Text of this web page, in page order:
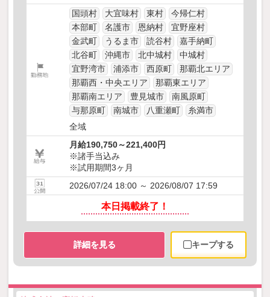
国頭村
大宜味村 東村
今帰仁村
本部町
名護市 恩納村
宜野座村
金武町
うるま市 読谷村
嘉手納町
北谷町
沖縄市 北中城村
中城村
宜野湾市
浦添市 西原町
那覇北エリア
那覇西・中央エリア
那覇東エリア
那覇南エリア
豊見城市
南風原町
与那原町
南城市 八重瀬町
糸満市
全域
月給190,750～221,400円
※諸手当込み
※試用期間3ヶ月
2026/07/24 18:00 ～ 2026/08/07 17:59
本日掲載終了！
詳細を見る キープする